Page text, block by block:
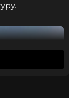
событий
чтобы